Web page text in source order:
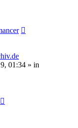
01:34 » in